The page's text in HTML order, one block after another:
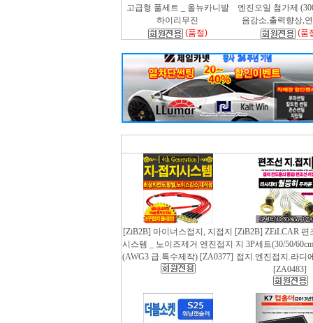
고급형 풀세트 _ 올뉴카니발
하이리무진
(품절)
엔진오일 첨가제
음감소,출력향상,
(품
[ZiB2B] 마이너스접지, 지접지
시스템 _ 노이즈제거 엔진접지
(AWG3 급.특수제작) [ZA0377]
[ZiB2B] ZEiLCAR 편
지 3P세트(30/50/
접지.엔진접지.라디
[ZA0483]